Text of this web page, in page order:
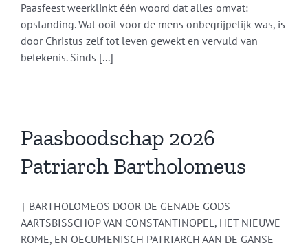
Paasfeest weerklinkt één woord dat alles omvat:
opstanding. Wat ooit voor de mens onbegrijpelijk was, is
door Christus zelf tot leven gewekt en vervuld van
betekenis. Sinds [...]
Paasboodschap 2026
Patriarch Bartholomeus
† BARTHOLOMEOS DOOR DE GENADE GODS
AARTSBISSCHOP VAN CONSTANTINOPEL, HET NIEUWE
ROME, EN OECUMENISCH PATRIARCH AAN DE GANSE